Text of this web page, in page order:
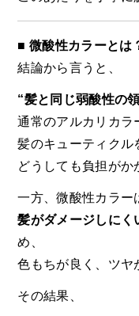
■ 微酸性カラーとは
結論から言うと、
“髪と同じ弱酸性の
通常のアルカリカラ
髪のキューティクル
どうしても負担がか
一方、微酸性カラー
髪がダメージしにく
め、
色もちが良く、ツヤ
その結果、